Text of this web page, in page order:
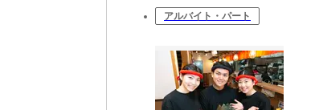
アルバイト・パート